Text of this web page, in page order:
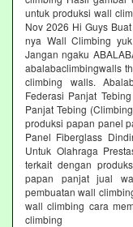
untuk produksi wall
Nov 2026 Hi Guys
nya Wall Climbing
Jangan ngaku
abalabaclimbingwalls
climbing walls.
Federasi Panjat
Panjat Tebing
produksi papan panel
Panel Fiberglass
Untuk Olahraga
terkait dengan
papan panjat jual
pembuatan wall
wall climbing cara
climbing